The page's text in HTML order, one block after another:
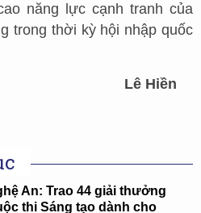
năng lực cạnh tranh của
trong thời kỳ hội nhập quốc
Lê Hiền
An: Trao 44 giải thưởng
thi Sáng tạo dành cho